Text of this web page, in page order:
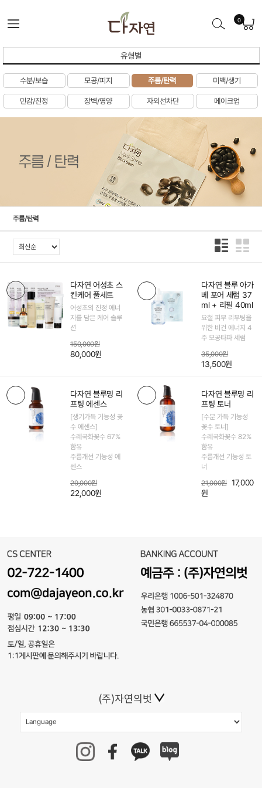
0
유형별
수분/보습 모공/피지 주름/탄력 미백/생기
민감/진정 장벽/영양 자외선차단 메이크업
주름/탄력
다자연 어성초 스
킨케어 풀세트
어성초의 진정 에너
지를 담은 케어 솔루
션
150,000원
80,000원
다자연 블루 아가
베 포어 세럼 37
ml + 리필 40ml
요철 피부 리부팅을
위한 비건 에너지 4
주 모공타파 세럼
35,000원
13,500원
다자연 블루밍 리
프팅 에센스
[생기가득 기능성 꽃
수 에센스]
수레국화꽃수 67%
함유
주름개선 기능성 에
센스
29,000원
22,000원
다자연 블루밍 리
프팅 토너
[수분 가득 기능성
꽃수 토너]
수레국화꽃수 82%
함유
주름개선 기능성 토
너
21,000원 17,000
원
(주)자연의벗